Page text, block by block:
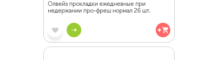
Олвейз прокладки ежедневные при
недержании про-фреш нормал 26 шт.